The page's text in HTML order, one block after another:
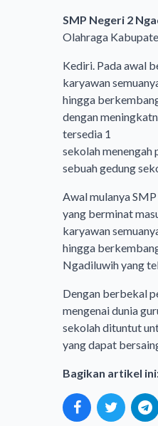
SMP Negeri 2
Olahraga
Kediri. Pada awal
karyawan
hingga
dengan
tersedia 1
sekolah menengah
sebuah gedung
Awal mulanya
yang berminat
karyawan
hingga
Ngadiluwih yang
Dengan berbekal
mengenai dunia
sekolah dituntut
yang dapat
Bagikan artikel